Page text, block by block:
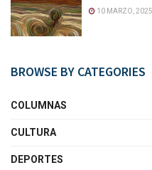
10 MARZO, 2025
BROWSE BY CATEGORIES
COLUMNAS
CULTURA
DEPORTES